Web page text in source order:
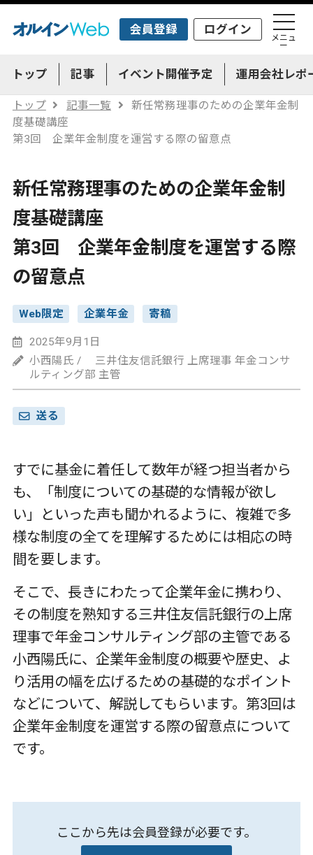
会員登録 ログイン
メニュ
ー
トップ 記事 イベント開催予定 運用会社レポ
トップ 記事一覧
新任常務理事のための企業年金制
度基礎講座
第3回 企業年金制度を運営する際の留意点
新任常務理事のための企業年金制
度基礎講座
第3回 企業年金制度を運営する際
の留意点
Web限定 企業年金 寄稿
2025年9月1日
小西陽氏 / 三井住友信託銀行 上席理事 年金コンサ
ルティング部 主管
送る
すでに基金に着任して数年が経つ担当者から
も、「制度についての基礎的な情報が欲し
い」といった声も聞かれるように、複雑で多
様な制度の全てを理解するためには相応の時
間を要します。
そこで、長きにわたって企業年金に携わり、
その制度を熟知する三井住友信託銀行の上席
理事で年金コンサルティング部の主管である
小西陽氏に、企業年金制度の概要や歴史、よ
り活用の幅を広げるための基礎的なポイント
などについて、解説してもらいます。第3回は
企業年金制度を運営する際の留意点について
です。
ここから先は会員登録が必要です。